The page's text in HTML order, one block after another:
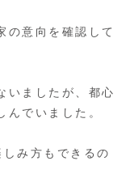
の意向を確認して
いましたが、都心
でいました。
み方もできるの